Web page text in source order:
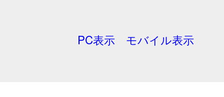
PC表示 モバイル表示